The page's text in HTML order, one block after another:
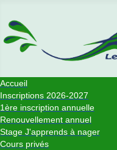
Accueil
Inscriptions 2026-2027
1ère inscription annuelle
Renouvellement annuel
Stage J'apprends à nager
Cours privés